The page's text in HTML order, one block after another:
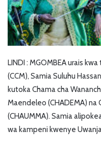
LINDI : MGOMBEA urais
(CCM), Samia Suluhu
kutoka Chama cha
Maendeleo (CHADEMA)
(CHAUMMA). Samia
wa kampeni kwenye